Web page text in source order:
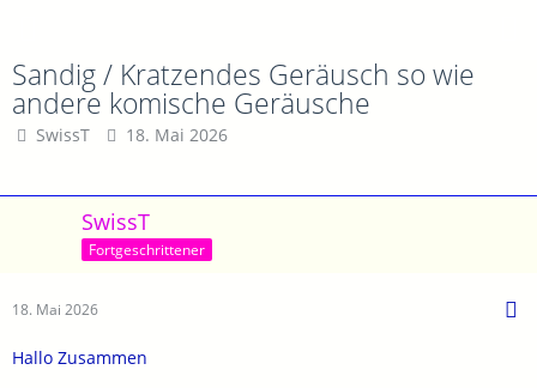
Sandig / Kratzendes Geräusch so wie
andere komische Geräusche
SwissT 18. Mai 2026
SwissT
Fortgeschrittener
18. Mai 2026
Hallo Zusammen